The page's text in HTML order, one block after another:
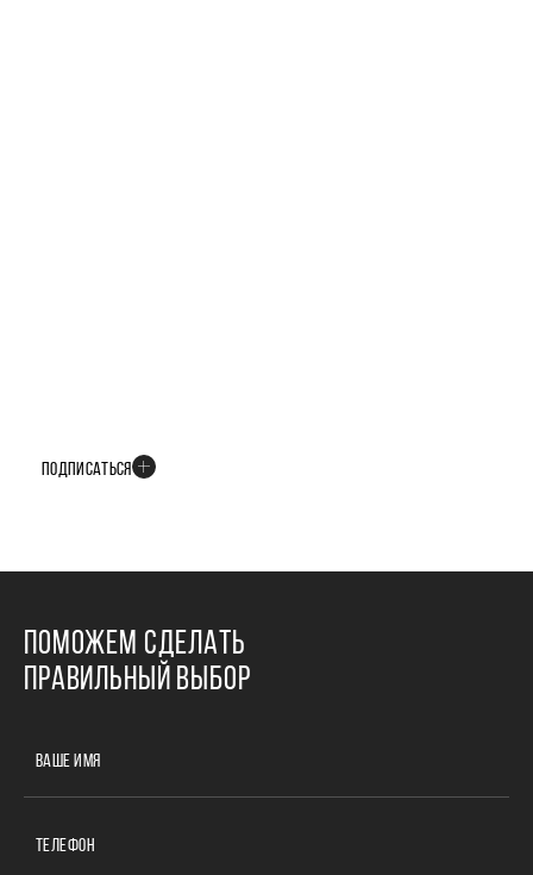
ПОДПИСАТЬСЯ
ПОМОЖЕМ СДЕЛАТЬ
ПРАВИЛЬНЫЙ ВЫБОР
ВАШЕ ИМЯ
ТЕЛЕФОН